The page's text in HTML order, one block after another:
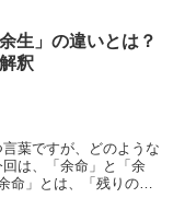
生」の違いとは？
釈
葉ですが、どのような
は、「余命」と「余
命」とは、「残りの